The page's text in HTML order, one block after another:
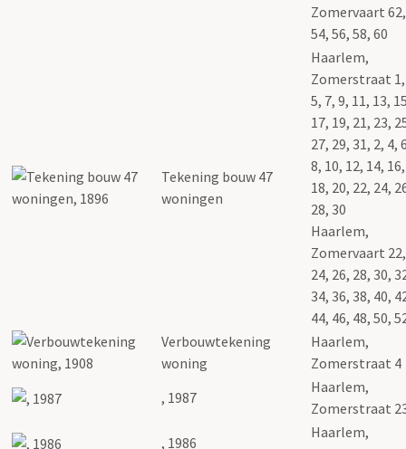
Zomervaart 62,
54, 56, 58, 60
Tekening bouw 47
woningen
Haarlem,
Zomerstraat
5, 7, 9, 11, 13,
17, 19, 21, 23,
27, 29, 31, 2, 4,
8, 10, 12, 14, 16,
18, 20, 22, 24,
28, 30
Haarlem,
Zomervaart 22,
24, 26, 28, 30,
34, 36, 38, 40,
44, 46, 48, 50,
Verbouwtekening
woning
Haarlem,
Zomerstraat 4
, 1987
Haarlem,
Zomerstraat
, 1986
Haarlem,